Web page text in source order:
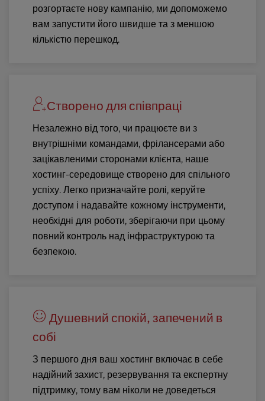
розгортаєте нову кампанію, ми допоможемо
вам запустити його швидше та з меншою
кількістю перешкод.
Створено для співпраці
Незалежно від того, чи працюєте ви з
внутрішніми командами, фрілансерами або
зацікавленими сторонами клієнта, наше
хостинг-середовище створено для спільного
успіху. Легко призначайте ролі, керуйте
доступом і надавайте кожному інструменти,
необхідні для роботи, зберігаючи при цьому
повний контроль над інфраструктурою та
безпекою.
Душевний спокій, запечений в
собі
З першого дня ваш хостинг включає в себе
надійний захист, резервування та експертну
підтримку, тому вам ніколи не доведеться